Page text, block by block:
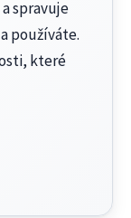
spravuje
používáte.
které